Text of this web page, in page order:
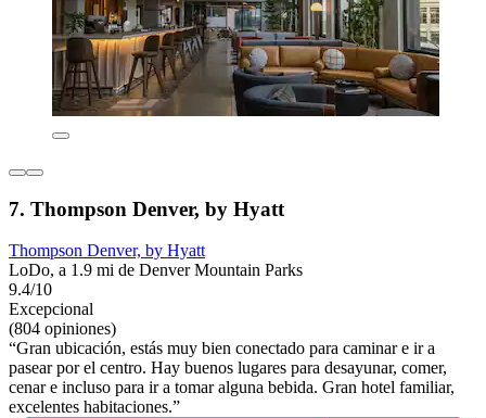
7. Thompson Denver, by Hyatt
Thompson Denver, by Hyatt
LoDo, a 1.9 mi de Denver Mountain Parks
9.4/10
Excepcional
(804 opiniones)
“Gran ubicación, estás muy bien conectado para caminar e ir a
pasear por el centro. Hay buenos lugares para desayunar, comer,
cenar e incluso para ir a tomar alguna bebida. Gran hotel familiar,
excelentes habitaciones.”